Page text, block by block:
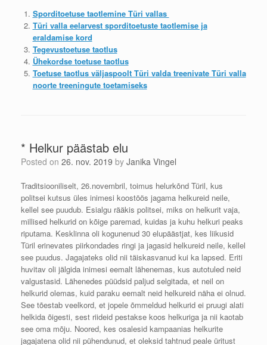
Sporditoetuse taotlemine Türi vallas
Türi valla eelarvest sporditoetuste taotlemise ja
eraldamise kord
Tegevustoetuse taotlus
Ühekordse toetuse taotlus
Toetuse taotlus väljaspoolt Türi valda treenivate Türi valla
noorte treeningute toetamiseks
* Helkur päästab elu
Posted on 26. nov. 2019 by Janika Vingel
Traditsiooniliselt, 26.novembril, toimus helurkõnd Türil, kus
politsei kutsus üles inimesi koostöös jagama helkureid neile,
kellel see puudub. Esialgu rääkis politsei, miks on helkurit vaja,
millised helkurid on kõige paremad, kuidas ja kuhu helkuri peaks
riputama. Kesklinna oli kogunenud 30 elupäästjat, kes liikusid
Türil erinevates piirkondades ringi ja jagasid helkureid neile, kellel
see puudus. Jagajateks olid nii täiskasvanud kui ka lapsed. Eriti
huvitav oli jälgida inimesi eemalt lähenemas, kus autotuled neid
valgustasid. Lähenedes püüdsid paljud selgitada, et neil on
helkurid olemas, kuid paraku eemalt neid helkureid näha ei olnud.
See tõestab veelkord, et jopele õmmeldud helkurid ei pruugi alati
helkida õigesti, sest riideid pestakse koos helkuriga ja nii kaotab
see oma mõju. Noored, kes osalesid kampaanias helkurite
jagajatena olid nii pühendunud, et oleksid tahtnud peale üritust